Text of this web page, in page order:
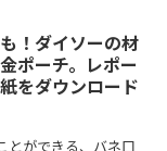
！ダイソーの材
ポーチ。レポー
をダウンロード
とができる、バネ口